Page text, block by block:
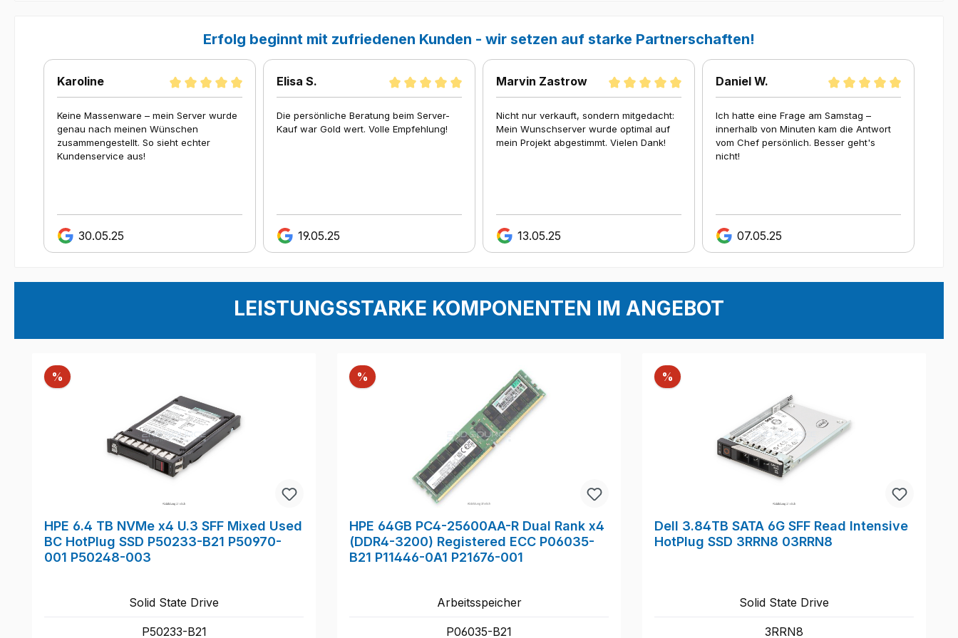
Erfolg beginnt mit zufriedenen Kunden - wir setzen auf starke Partnerschaften!
Karoline
Keine Massenware – mein Server wurde
genau nach meinen Wünschen
zusammengestellt. So sieht echter
Kundenservice aus!
30.05.25
Elisa S.
Die persönliche Beratung beim Server-
Kauf war Gold wert. Volle Empfehlung!
19.05.25
Marvin Zastrow
Nicht nur verkauft, sondern mitgedacht:
Mein Wunschserver wurde optimal auf
mein Projekt abgestimmt. Vielen Dank!
13.05.25
Daniel W.
Ich hatte eine Frage am Samstag –
innerhalb von Minuten kam die Antwort
vom Chef persönlich. Besser geht's
nicht!
07.05.25
LEISTUNGSSTARKE KOMPONENTEN IM ANGEBOT
% Rabatt
HPE 6.4 TB NVMe x4 U.3 SFF Mixed Used
BC HotPlug SSD P50233-B21 P50970-
001 P50248-003
Solid State Drive
P50233-B21
% Rabatt
HPE 64GB PC4-25600AA-R Dual Rank x4
(DDR4-3200) Registered ECC P06035-
B21 P11446-0A1 P21676-001
Arbeitsspeicher
P06035-B21
% Rabatt
Dell 3.84TB SATA 6G SFF Read Intensive
HotPlug SSD 3RRN8 03RRN8
Solid State Drive
3RRN8